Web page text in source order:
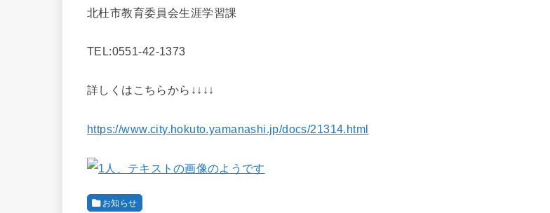
北杜市教育委員会生涯学習課
TEL:0551-42-1373
詳しくはこちらから↓↓↓↓
https://www.city.hokuto.yamanashi.jp/docs/21314.html
お知らせ